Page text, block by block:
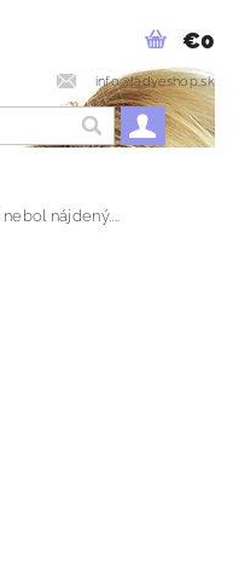
info@ladyeshop.sk
€0
nebol nájdený....